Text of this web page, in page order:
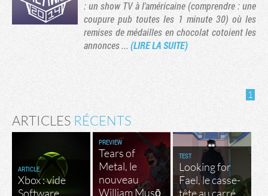
: un show TV à l'américaine (comprendre : une
coupure pub toutes les 1 minute 30) où les
remises de médailles en chocolat cotoient les
annonces ... (LIRE LA SUITE)
1
ARTICLES RÉCENTS
ARTICLE
Xbox : vide
Software
PREVIEW
Tears of
Metal, le
nouveau
William Musō
TEST
Looking for
Fael, le casse-
tête au carré